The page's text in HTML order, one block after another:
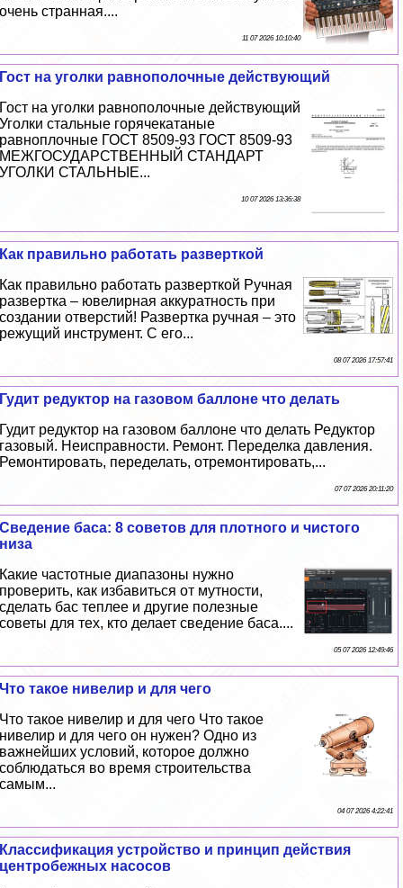
очень странная....
11 07 2026 10:10:40
Гост на уголки равнополочные действующий
Гост на уголки равнополочные действующий
Уголки стальные горячекатаные
равноплочные ГОСТ 8509-93 ГОСТ 8509-93
МЕЖГОСУДАРСТВЕННЫЙ СТАНДАРТ
УГОЛКИ СТАЛЬНЫЕ...
10 07 2026 13:36:38
Как правильно работать разверткой
Как правильно работать разверткой Ручная
развертка – ювелирная аккуратность при
создании отверстий! Развертка ручная – это
режущий инструмент. С его...
08 07 2026 17:57:41
Гудит редуктор на газовом баллоне что делать
Гудит редуктор на газовом баллоне что делать Редуктор
газовый. Неисправности. Ремонт. Переделка давления.
Ремонтировать, переделать, отремонтировать,...
07 07 2026 20:11:20
Сведение баса: 8 советов для плотного и чистого
низа
Какие частотные диапазоны нужно
проверить, как избавиться от мутности,
сделать бас теплее и другие полезные
советы для тех, кто делает сведение баса....
05 07 2026 12:49:46
Что такое нивелир и для чего
Что такое нивелир и для чего Что такое
нивелир и для чего он нужен? Одно из
важнейших условий, которое должно
соблюдаться во время строительства
самым...
04 07 2026 4:22:41
Классификация устройство и принцип действия
центробежных насосов